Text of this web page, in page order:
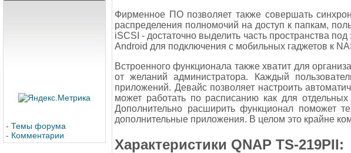
- Темы форума
- Комментарии
Фирменное ПО позволяет также совершать
распределения полномочий на доступ к папкам,
iSCSI - достаточно выделить часть пространства
Android для подключения с мобильных гаджетов к
Встроенного функционала также хватит для
от желаний администратора. Каждый
приложений. Девайс позволяет настроить
может работать по расписанию как для
Дополнительно расширить функционал поможет
дополнительные приложения. В целом это крайне
Характеристики QNAP TS-219PII: